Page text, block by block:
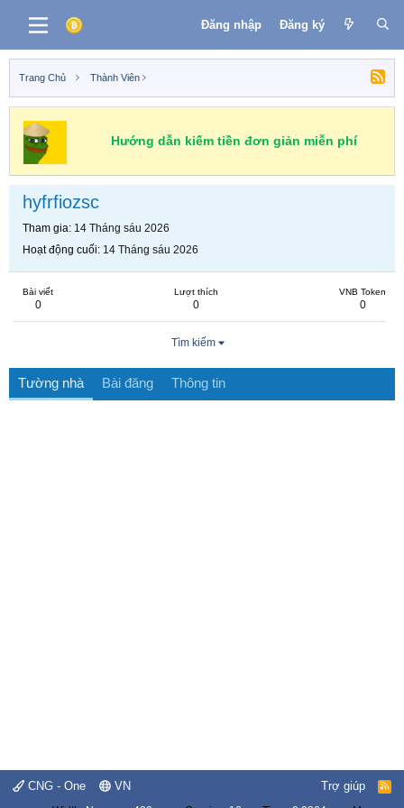
Đăng nhập Đăng ký
Trang Chủ Thành Viên
Hướng dẫn kiếm tiền đơn giản miễn phí
hyfrfiozsc
Tham gia 14 Tháng sáu 2026
Hoạt động cuối 14 Tháng sáu 2026
Bài viết
0
Lượt thích
0
VNB Token
0
Tìm kiếm
Tường nhà Bài đăng Thông tin
CNG - One VN Trợ giúp
R